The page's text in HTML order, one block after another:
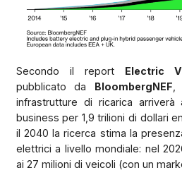
Secondo il report Electric
pubblicato da BloombergNEF
infrastrutture di ricarica
business per 1,9 trilioni di dollari
il 2040 la ricerca stima la
elettrici a livello mondiale: nel
ai 27 milioni di veicoli (con un